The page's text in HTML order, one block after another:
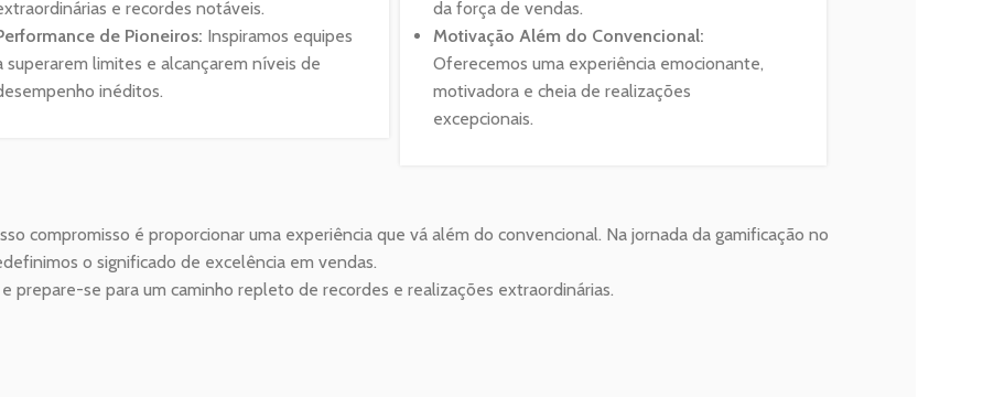
e recordes notáveis.
de Pioneiros: Inspiramos equipes
superarem limites e alcançarem níveis de
inéditos.
da força de vendas.
Motivação Além do Convencional:
Oferecemos uma experiência emocionante,
motivadora e cheia de realizações
excepcionais.
compromisso é proporcionar uma experiência que vá além do convencional. Na jornada da gamificação no
o significado de excelência em vendas.
prepare-se para um caminho repleto de recordes e realizações extraordinárias.